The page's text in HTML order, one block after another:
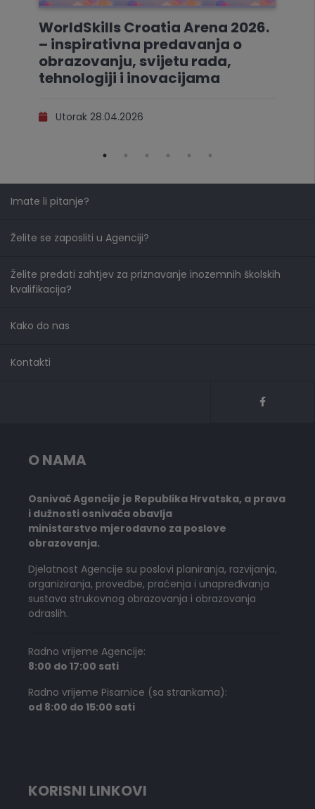
WorldSkills Croatia Arena 2026.
– inspirativna predavanja o
obrazovanju, svijetu rada,
tehnologiji i inovacijama
Utorak 28.04.2026
Imate li pitanje?
Želite se zaposliti u Agenciji?
Želite predati zahtjev za priznavanje inozemnih školskih
kvalifikacija?
Kako do nas
Kontakti
O NAMA
Osnivač Agencije je Republika Hrvatska, a prava
i dužnosti osnivača obavlja
ministarstvo mjerodavno za poslove
obrazovanja.
Djelatnost Agencije su poslovi planiranja, razvijanja,
organiziranja, provedbe, praćenja i unapređivanja
sustava strukovnog obrazovanja i obrazovanja
odraslih.
Radno vrijeme Agencije:
8:00 do 17:00 sati
Radno vrijeme Pisarnice (sa strankama):
od 8:00 do 15:00 sati
KORISNI LINKOVI